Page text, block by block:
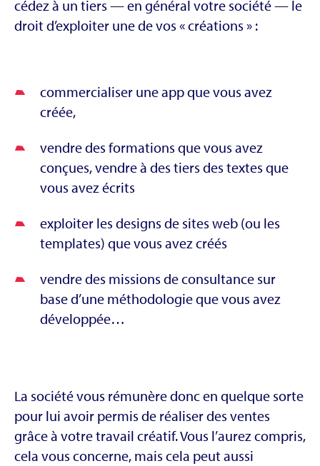
cédez à un tiers — en général votre société — le
droit d’exploiter une de vos « créations » :
commercialiser une app que vous avez
créée,
vendre des formations que vous avez
conçues, vendre à des tiers des textes que
vous avez écrits
exploiter les designs de sites web (ou les
templates) que vous avez créés
vendre des missions de consultance sur
base d’une méthodologie que vous avez
développée…
La société vous rémunère donc en quelque sorte
pour lui avoir permis de réaliser des ventes
grâce à votre travail créatif. Vous l’aurez compris,
cela vous concerne, mais cela peut aussi